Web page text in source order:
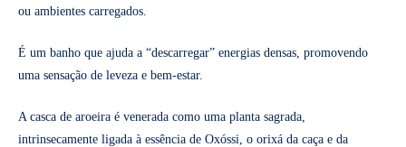
ou ambientes carregados.
É um banho que ajuda a “descarregar” energias densas, promovendo
uma sensação de leveza e bem-estar.
A casca de aroeira é venerada como uma planta sagrada,
intrinsecamente ligada à essência de Oxóssi, o orixá da caça e da